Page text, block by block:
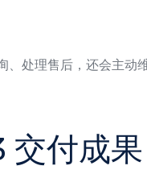
、处理售后，还会主动
交付成